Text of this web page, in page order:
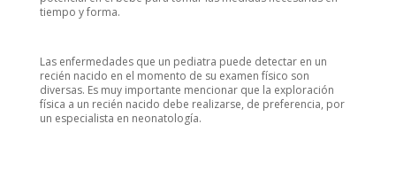
tiempo y forma.
Las enfermedades que un pediatra puede detectar en un
recién nacido en el momento de su examen físico son
diversas. Es muy importante mencionar que la exploración
física a un recién nacido debe realizarse, de preferencia, por
un especialista en neonatología.